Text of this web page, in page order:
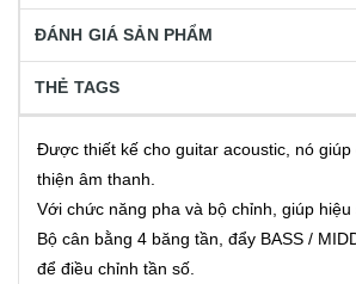
ĐÁNH GIÁ SẢN PHẨM
THẺ TAGS
Được thiết kế cho guitar acoustic, nó giúp
thiện âm thanh.
Với chức năng pha và bộ chỉnh, giúp hiệu
Bộ cân bằng 4 băng tần, đẩy BASS /
để điều chỉnh tần số.